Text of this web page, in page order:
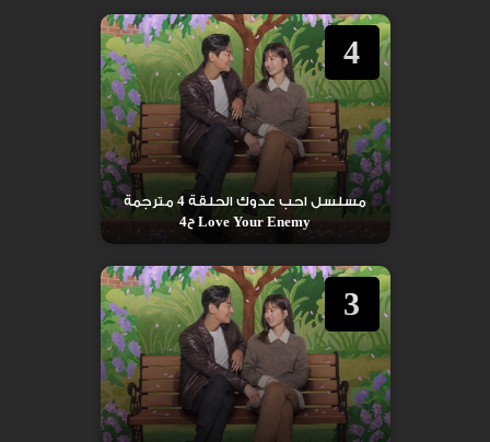
4
مسلسل احب عدوك الحلقة 4 مترجمة
Love Your Enemy ح4
3